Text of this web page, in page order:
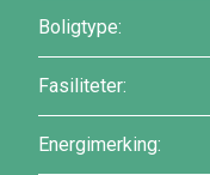
Boligtype:
Fasiliteter:
Energimerking: